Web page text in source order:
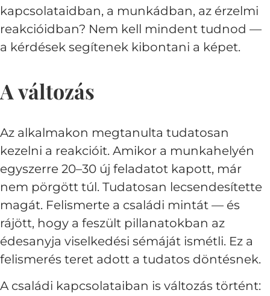
kapcsolataidban, a munkádban, az érzelmi
reakcióidban? Nem kell mindent tudnod —
a kérdések segítenek kibontani a képet.
A változás
Az alkalmakon megtanulta tudatosan
kezelni a reakcióit. Amikor a munkahelyén
egyszerre 20–30 új feladatot kapott, már
nem pörgött túl. Tudatosan lecsendesítette
magát. Felismerte a családi mintát — és
rájött, hogy a feszült pillanatokban az
édesanyja viselkedési sémáját ismétli. Ez a
felismerés teret adott a tudatos döntésnek.
A családi kapcsolataiban is változás történt: